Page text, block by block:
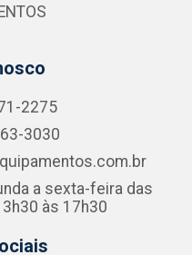
2275
3030
a sexta-feira das
às 17h30